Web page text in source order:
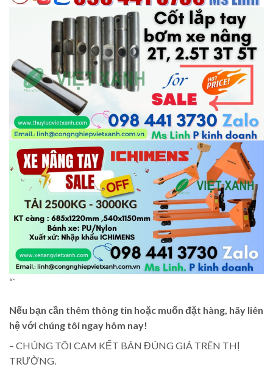
“`
Nếu bạn cần thêm thông tin hoặc muốn đặt hàng, hãy liên
hệ với chúng tôi ngay hôm nay!
– CHÚNG TÔI CAM KẾT BÁN ĐÚNG GIÁ TRÊN THỊ
TRƯỜNG.